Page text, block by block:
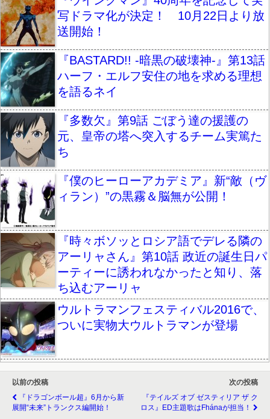
写ドラマ化が決定！ 10月22日より放
送開始！
『BASTARD!! -暗黒の破壊神-』第13話
ハーフ・エルフ安住の地を求める理想
を語るネイ
『多数欠』第9話 ごぼう達の援護の
元、皇帝の塔へ突入するチーム実篤た
ち
『僕のヒーローアカデミア』新“敵（ヴ
ィラン）”の黒霧＆脳無が公開！
『時々ボソッとロシア語でデレる隣の
アーリャさん』第10話 政近の誕生日パ
ーティーに誘われなかったと知り、落
ち込むアーリャ
ウルトラマンフェスティバル2016で、
ついに実物大ウルトラマンが登場
以前の投稿
『ドラゴンボール超』6月から新
展開“未来”トランクス編開始！
次の投稿
『テイルズ オブ ゼスティリア ザ ク
ロス』ED主題歌はfhánaが担当！